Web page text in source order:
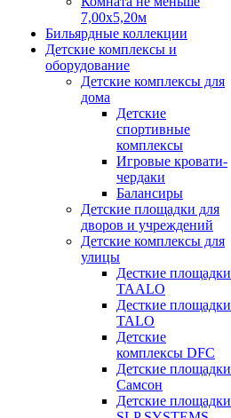
7,00х5,20м
Бильярдные коллекции
Детские комплексы и
оборудование
Детские комплексы для
дома
Детские
спортивные
комплексы
Игровые кровати-
чердаки
Балансиры
Детские площадки для
дворов и учреждений
Детские комплексы для
улицы
Десткие площадки
TAALO
Десткие площадки
TALO
Детские
комплексы DFC
Детские площадки
Самсон
Детские площадки